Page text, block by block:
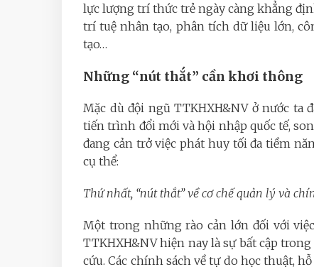
lực lượng trí thức trẻ ngày càng khẳng
trí tuệ nhân tạo, phân tích dữ liệu lớn,
tạo…
Những “nút thắt” cần khơi thông
Mặc dù đội ngũ TTKHXH&NV ở nước
tiến trình đổi mới và hội nhập quốc tế,
đang cản trở việc phát huy tối đa tiềm
cụ thể:
Thứ nhất, “nút thắt” về cơ chế quản lý và
Một trong những rào cản lớn đối với
TTKHXH&NV hiện nay là sự bất cập
cứu. Các chính sách về tự do học thuật,